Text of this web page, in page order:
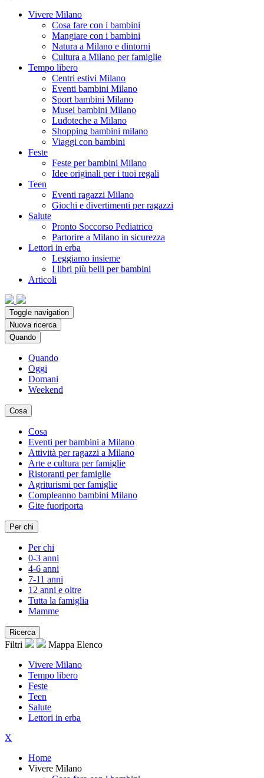
Vivere Milano
Cosa fare con i bambini
Mangiare con i bambini
Natura a Milano e dintorni
Cultura a Milano per famiglie
Tempo libero
Centri estivi Milano
Eventi bambini Milano
Sport bambini Milano
Musei bambini Milano
Ludoteche a Milano
Shopping bambini milano
Viaggi con bambini
Feste
Feste per bambini Milano
Idee originali per i tuoi regali
Teen
Eventi ragazzi Milano
Giochi e divertimenti per ragazzi
Salute
Pronto Soccorso Pediatrico
Partorire a Milano in sicurezza
Lettori in erba
Leggiamo insieme
I libri più belli per bambini
Articoli
Toggle navigation
Nuova ricerca
Quando
Quando
Oggi
Domani
Weekend
Cosa
Cosa
Eventi per bambini a Milano
Attività per ragazzi a Milano
Arte e cultura per famiglie
Ristoranti per famiglie
Agriturismi per famiglie
Compleanno bambini Milano
Gite fuoriporta
Per chi
Per chi
0-3 anni
4-6 anni
7-11 anni
12 anni e oltre
Tutta la famiglia
Mamme
Ricerca
Filtri Mappa Elenco
Vivere Milano
Tempo libero
Feste
Teen
Salute
Lettori in erba
X
Home
Vivere Milano